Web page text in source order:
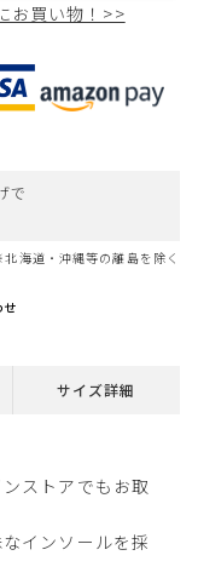
お買い物！>>
で
海道・沖縄等の離島を除く
せ
サイズ詳細
ストアでもお取
インソールを採